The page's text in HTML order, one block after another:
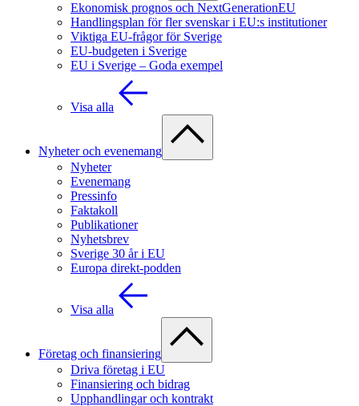
Ekonomisk prognos och NextGenerationEU
Handlingsplan för fler svenskar i EU:s institutioner
Viktiga EU-frågor för Sverige
EU-budgeten i Sverige
EU i Sverige – Goda exempel
Visa alla
Nyheter och evenemang
Nyheter
Evenemang
Pressinfo
Faktakoll
Publikationer
Nyhetsbrev
Sverige 30 år i EU
Europa direkt-podden
Visa alla
Företag och finansiering
Driva företag i EU
Finansiering och bidrag
Upphandlingar och kontrakt